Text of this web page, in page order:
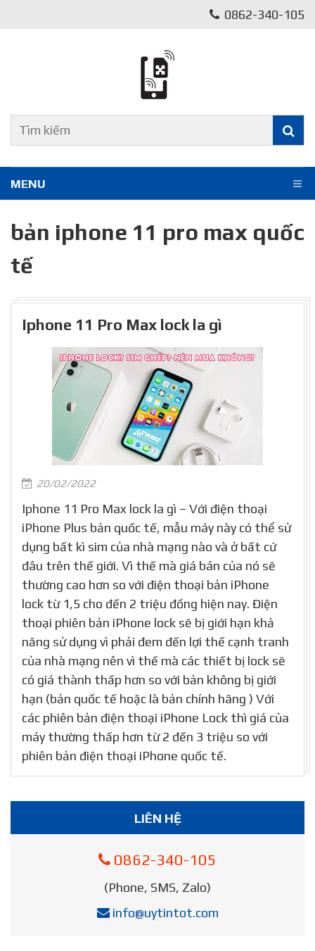
0862-340-105
MENU
bản iphone 11 pro max quốc
tế
Iphone 11 Pro Max lock la gì
20/02/2022
Iphone 11 Pro Max lock la gì – Với điện thoại
iPhone Plus bản quốc tế, mẫu máy này có thể sử
dụng bất kì sim của nhà mạng nào và ở bất cứ
đâu trên thế giới. Vì thế mà giá bán của nó sẽ
thường cao hơn so với điện thoại bản iPhone
lock từ 1,5 cho đến 2 triệu đồng hiện nay. Điện
thoại phiên bản iPhone lock sẽ bị giới hạn khả
năng sử dụng vì phải đem đến lợi thế cạnh tranh
của nhà mạng nên vì thế mà các thiết bị lock sẽ
có giá thành thấp hơn so với bản không bị giới
hạn (bản quốc tế hoặc là bản chính hãng ) Với
các phiên bản điện thoại iPhone Lock thì giá của
máy thường thấp hơn từ 2 đến 3 triệu so với
phiên bản điện thoại iPhone quốc tế.
LIÊN HỆ
0862-340-105
(Phone, SMS, Zalo)
info@uytintot.com